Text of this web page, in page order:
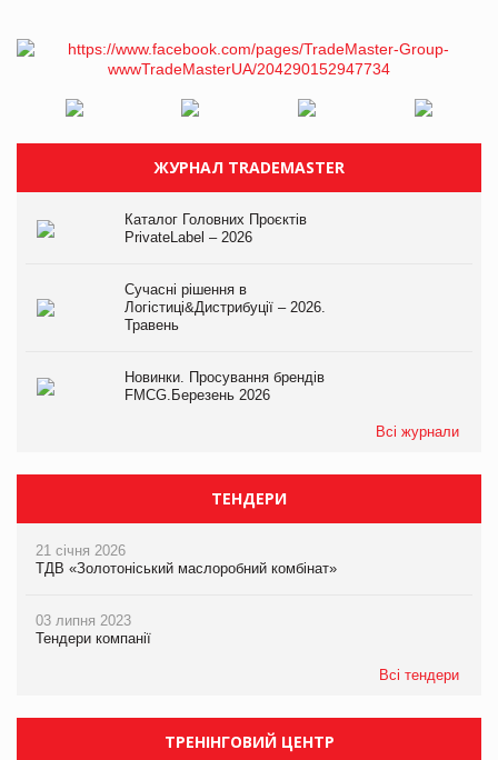
ЖУРНАЛ TRADEMASTER
Каталог Головних Проєктів
PrivateLabel – 2026
Сучасні рішення в
Логістиці&Дистрибуції – 2026.
Травень
Новинки. Просування брендів
FMCG.Березень 2026
Всі журнали
ТЕНДЕРИ
21 січня 2026
ТДВ «Золотоніський маслоробний комбінат»
03 липня 2023
Тендери компанії
Всі тендери
ТРЕНІНГОВИЙ ЦЕНТР